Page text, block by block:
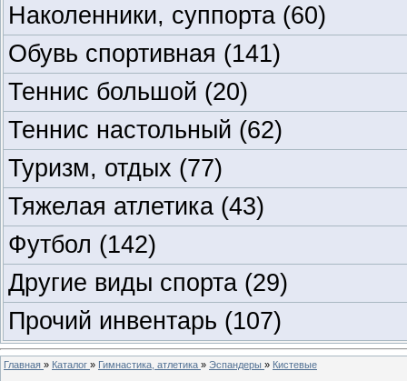
Наколенники, суппорта (60)
Обувь спортивная (141)
Теннис большой (20)
Теннис настольный (62)
Туризм, отдых (77)
Тяжелая атлетика (43)
Футбол (142)
Другие виды спорта (29)
Прочий инвентарь (107)
Главная » Каталог » Гимнастика, атлетика » Эспандеры » Кистевые